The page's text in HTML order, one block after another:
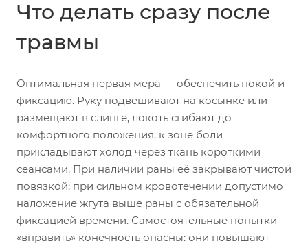
Что делать сразу после
травмы
Оптимальная первая мера — обеспечить покой и
фиксацию. Руку подвешивают на косынке или
размещают в слинге, локоть сгибают до
комфортного положения, к зоне боли
прикладывают холод через ткань короткими
сеансами. При наличии раны её закрывают чистой
повязкой; при сильном кровотечении допустимо
наложение жгута выше раны с обязательной
фиксацией времени. Самостоятельные попытки
«вправить» конечность опасны: они повышают